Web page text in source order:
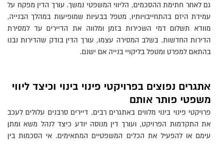
גם לאחר חתימת ההסכמים, הליווי המשפטי נמשך. עורך הדין מפקח על
עמידת היזם בהתחייבויותיו, מטפל בבעיות שמופיעות במהלך הבנייה,
מוודא תשלום דמי השכירות בזמן ומלווה את הדיירים עד למסירת
הדירות החדשות. בשלב המסירה עצמו, עורך הדין בודק שהדירות נבנו
בהתאם למפרט ומטפל בליקויי בנייה אם ישנם.
אתגרים נפוצים בפרויקטי פינוי בינוי וכיצד ליווי
משפטי פותר אותם
פרויקטי פינוי בינוי מלווים באתגרים רבים. דיירים סרבנים עלולים לעכב
את התקדמות הפרויקט, ועורך דין מנוסה יודע כיצד לנהל משא ומתן
עימם או להפעיל את הכלים המשפטיים המתאימים. אי הסכמות בין